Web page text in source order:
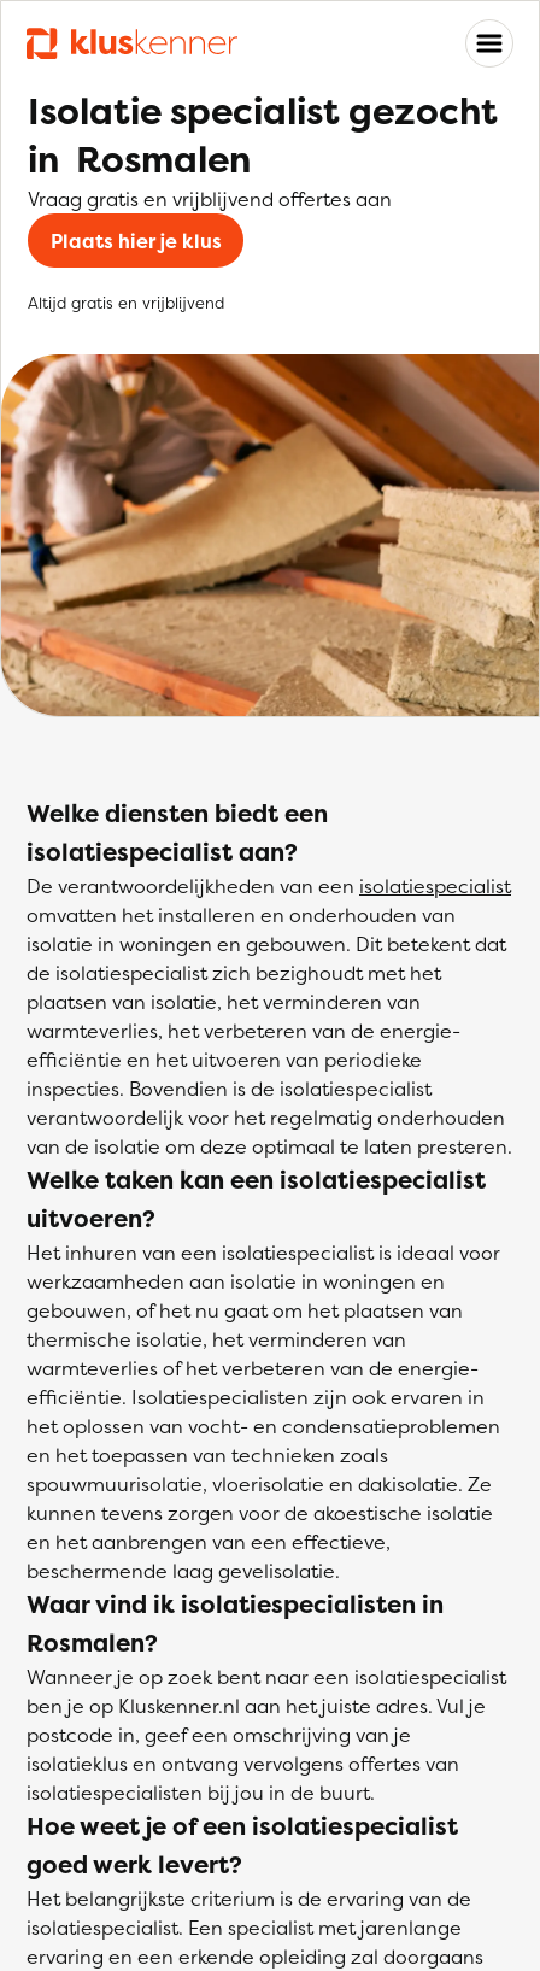
Isolatie specialist gezocht
in Rosmalen
Vraag gratis en vrijblijvend offertes aan
Plaats hier je klus
Altijd gratis en vrijblijvend
Welke diensten biedt een
isolatiespecialist aan?
De verantwoordelijkheden van een isolatiespecialist
omvatten het installeren en onderhouden van
isolatie in woningen en gebouwen. Dit betekent dat
de isolatiespecialist zich bezighoudt met het
plaatsen van isolatie, het verminderen van
warmteverlies, het verbeteren van de energie-
efficiëntie en het uitvoeren van periodieke
inspecties. Bovendien is de isolatiespecialist
verantwoordelijk voor het regelmatig onderhouden
van de isolatie om deze optimaal te laten presteren.
Welke taken kan een isolatiespecialist
uitvoeren?
Het inhuren van een isolatiespecialist is ideaal voor
werkzaamheden aan isolatie in woningen en
gebouwen, of het nu gaat om het plaatsen van
thermische isolatie, het verminderen van
warmteverlies of het verbeteren van de energie-
efficiëntie. Isolatiespecialisten zijn ook ervaren in
het oplossen van vocht- en condensatieproblemen
en het toepassen van technieken zoals
spouwmuurisolatie, vloerisolatie en dakisolatie. Ze
kunnen tevens zorgen voor de akoestische isolatie
en het aanbrengen van een effectieve,
beschermende laag gevelisolatie.
Waar vind ik isolatiespecialisten in
Rosmalen?
Wanneer je op zoek bent naar een isolatiespecialist
ben je op Kluskenner.nl aan het juiste adres. Vul je
postcode in, geef een omschrijving van je
isolatieklus en ontvang vervolgens offertes van
isolatiespecialisten bij jou in de buurt.
Hoe weet je of een isolatiespecialist
goed werk levert?
Het belangrijkste criterium is de ervaring van de
isolatiespecialist. Een specialist met jarenlange
ervaring en een erkende opleiding zal doorgaans